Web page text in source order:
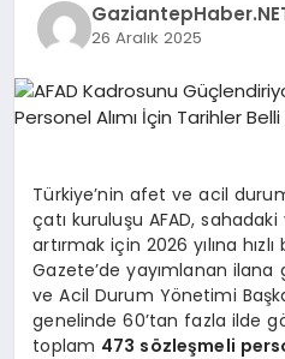
SIYASET
26 Aralık 2025
Türkiye’nin afet ve acil
çatı kuruluşu AFAD,
artırmak için 2026 yılına
Gazete’de yayımlanan ilana
ve Acil Durum Yönetimi
genelinde 60’tan fazla ilde
toplam 473 sözleşmeli